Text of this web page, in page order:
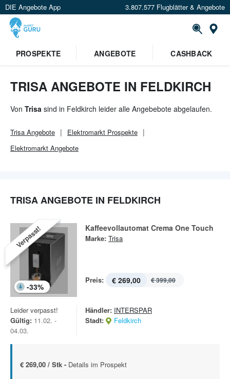
DIE Angebote App 3.807.577 Flugblätter & Angebote
PROSPEKTE ANGEBOTE CASHBACK
TRISA ANGEBOTE IN FELDKIRCH
Von Trisa sind in Feldkirch leider alle Angebebote abgelaufen.
Trisa Angebote Elektromarkt Prospekte
Elektromarkt Angebote
TRISA ANGEBOTE IN FELDKIRCH
Verpasst!
-33%
Kaffeevollautomat Crema One Touch
Marke: Trisa
Preis: € 269,00 € 399,00
Leider verpasst!
Gültig: 11.02. -
04.03.
Händler: INTERSPAR
Stadt:
Feldkirch
€ 269,00 / Stk - Details im Prospekt